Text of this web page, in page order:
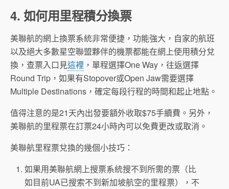
4. 如何用里程積分換票
美聯航的網上換票系統非常便捷，功能強大，自家的航班
以及絕大多數星空聯盟夥伴的機票都能在網上使用積分兌
換，查票入口見這裡 ，單程選擇One Way，往返選擇
Round Trip，如果有Stopover或Open Jaw需要選擇
Multiple Destinations，確定每段行程的時間和起止地點。
值得注意的是21天內出發要額外收取$75手續費。另外，
美聯航的里程票在訂票24小時內可以免費更改或取消。
美聯航里程票兌換的幾個小技巧：
如果用美聯航網上搜票系統搜不到所需的票（比
如目前UA已搜索不到新加坡航空的里程票），不